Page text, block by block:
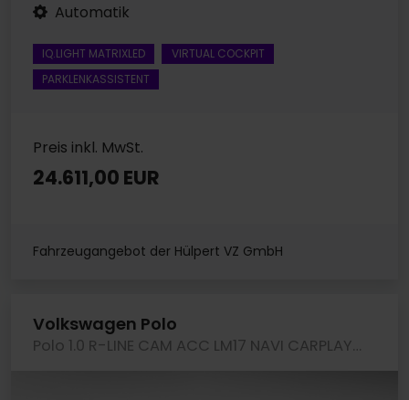
Automatik
IQ.LIGHT MATRIXLED
VIRTUAL COCKPIT
PARKLENKASSISTENT
Preis inkl. MwSt.
24.611,00 EUR
Fahrzeugangebot der Hülpert VZ GmbH
Volkswagen Polo
Polo 1.0 R-LINE CAM ACC LM17 NAVI CARPLAY SITZHZ